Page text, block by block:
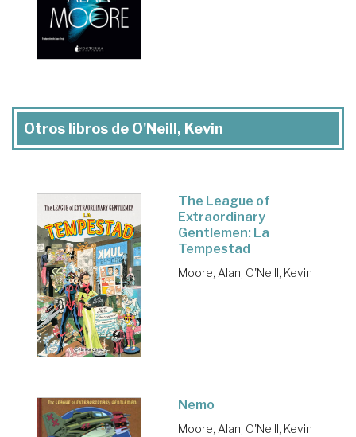
Otros libros de O'Neill, Kevin
The League of
Extraordinary
Gentlemen: La
Tempestad
Moore, Alan; O'Neill, Kevin
Nemo
Moore, Alan; O'Neill, Kevin